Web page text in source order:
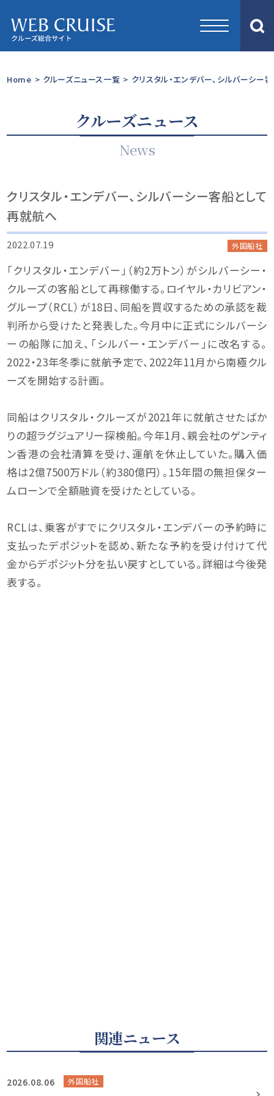
Home > クルーズニュース一覧 > クリスタル・エンデバー、シルバーシー
クルーズニュース
News
クリスタル・エンデバー、シルバーシー客船として
再就航へ
2022.07.19 外国船社
「クリスタル・エンデバー」（約2万トン）がシルバーシー・
クルーズの客船として再稼働する。ロイヤル・カリビアン・
グループ（RCL）が18日、同船を買収するための承認を裁
判所から受けたと発表した。今月中に正式にシルバーシ
ーの船隊に加え、「シルバー・エンデバー」に改名する。
2022・23年冬季に就航予定で、2022年11月から南極クル
ーズを開始する計画。
同船はクリスタル・クルーズが2021年に就航させたばか
りの超ラグジュアリー探検船。今年1月、親会社のゲンティ
ン香港の会社清算を受け、運航を休止していた。購入価
格は2億7500万ドル（約380億円）。15年間の無担保ター
ムローンで全額融資を受けたとしている。
RCLは、乗客がすでにクリスタル・エンデバーの予約時に
支払ったデポジットを認め、新たな予約を受け付けて代
金からデポジット分を払い戻すとしている。詳細は今後発
表する。
関連ニュース
2026.08.06 外国船社